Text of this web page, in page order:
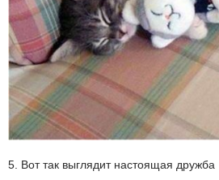
5. Вот так выглядит настоящая дружба